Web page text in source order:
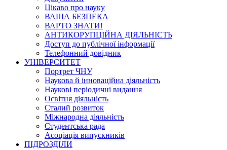
Цікаво про науку
ВАША БЕЗПЕКА
ВАРТО ЗНАТИ!
АНТИКОРУПЦІЙНА ДІЯЛЬНІСТЬ
Доступ до публічної інформації
Телефонний довідник
УНІВЕРСИТЕТ
Портрет ЧНУ
Наукова й інноваційна діяльність
Наукові періодичні видання
Освітня діяльність
Сталий розвиток
Міжнародна діяльність
Студентська рада
Асоціація випускників
ПІДРОЗДІЛИ